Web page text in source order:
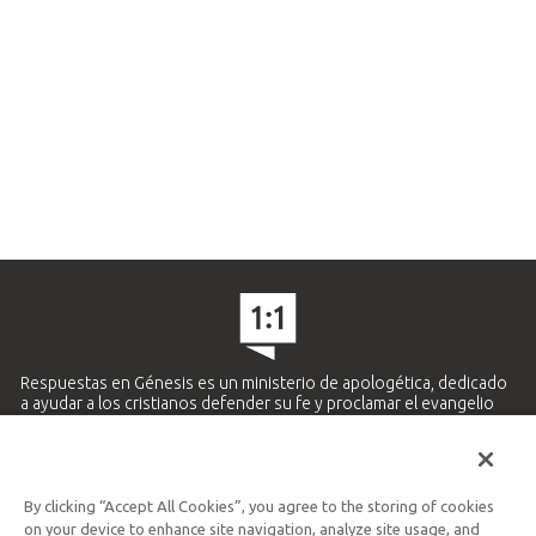
Respuestas en Génesis es un ministerio de apologética, dedicado
a ayudar a los cristianos defender su fe y proclamar el evangelio
Ministerio Hispano y Latinoamericano
By clicking “Accept All Cookies”, you agree to the storing of cookies
on your device to enhance site navigation, analyze site usage, and